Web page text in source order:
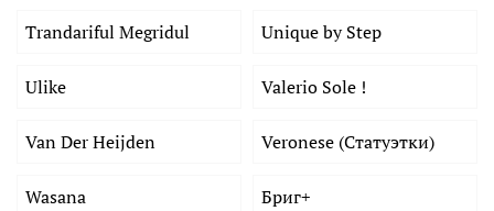
Trandariful Megridul Unique by Step
Ulike Valerio Sole !
Van Der Heijden Veronese (Статуэтки)
Wasana Бриг+